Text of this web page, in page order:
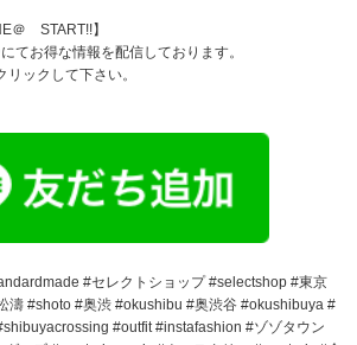
＠ START!!】
てお得な情報を配信しております。
ックして下さい。
#セレクトショップ #selectshop #東京
濤 #shoto #奥渋 #okushibu #奥渋谷 #okushibuya #
#outfit #instafashion #ゾゾタウン